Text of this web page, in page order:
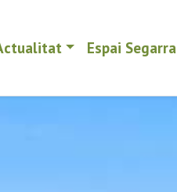
Espai Segarra